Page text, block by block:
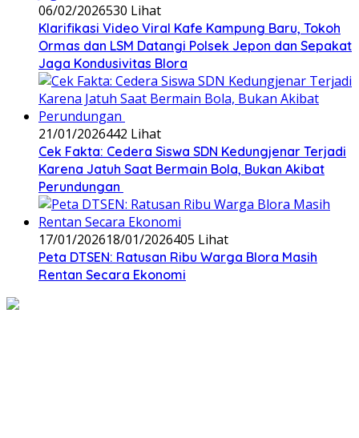
06/02/2026530 Lihat
‎Klarifikasi Video Viral Kafe Kampung Baru, Tokoh
Ormas dan LSM Datangi Polsek Jepon dan Sepakat
Jaga Kondusivitas Blora
21/01/2026442 Lihat
Cek Fakta: Cedera Siswa SDN Kedungjenar Terjadi
Karena Jatuh Saat Bermain Bola, Bukan Akibat
Perundungan ‎
17/01/202618/01/2026405 Lihat
‎Peta DTSEN: Ratusan Ribu Warga Blora Masih
Rentan Secara Ekonomi